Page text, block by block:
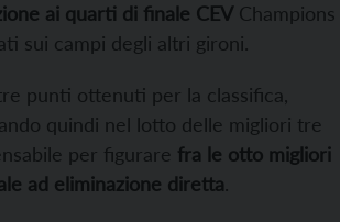
ai quarti di finale CEV Champions
sui campi degli altri gironi.
punti ottenuti per la classifica,
quindi nel lotto delle migliori tre
per figurare fra le otto migliori
ad eliminazione diretta.